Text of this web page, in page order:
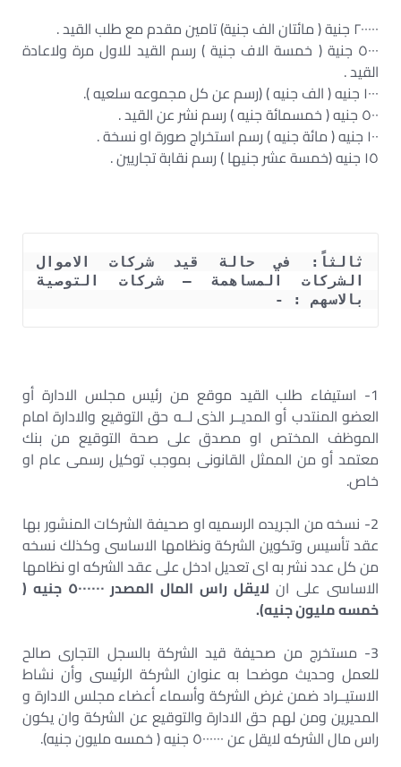
٢٠٠٠٠٠ جنية ( مائتان الف جنية) تامين مقدم مع طلب القيد .
٥٠٠٠ جنية ( خمسة الاف جنية ) رسم القيد للاول مرة ولاعادة
القيد .
١٠٠٠ جنيه ( الف جنيه ) (رسم عن كل مجموعه سلعيه ).
٥٠٠ جنيه ( خمسمائة جنيه ) رسم نشر عن القيد .
١٠٠ جنيه ( مائة جنيه ) رسم استخراج صورة او نسخة .
١٥ جنيه (خمسة عشر جنيها ) رسم نقابة تجاريين .
بالاسهم : -
1- استيفاء طلب القيد موقع من رئيس مجلس الادارة أو
العضو المنتدب أو المديــر الذى لــه حق التوقيع والادارة امام
الموظف المختص او مصدق على صحة التوقيع من بنك
معتمد أو من الممثل القانونى بموجب توكيل رسمى عام او
خاص.
2- نسخه من الجريده الرسميه او صحيفة الشركات المنشور بها
عقد تأسيس وتكوين الشركة ونظامها الاساسى وكذلك نسخه
من كل عدد نشر به اى تعديل ادخل على عقد الشركه او نظامها
الاساسى على ان
لايقل راس المال المصدر ٥٠٠٠٠٠٠ جنيه (
خمسه مليون جنيه).
3- مستخرج من صحيفة قيد الشركة بالسجل التجارى صالح
للعمل وحديث موضحا به عنوان الشركة الرئيسى وأن نشاط
الاستيــراد ضمن غرض الشركة وأسماء أعضاء مجلس الادارة و
المديرين ومن لهم حق الادارة والتوقيع عن الشركة وان يكون
راس مال الشركه لايقل عن ٥٠٠٠٠٠٠ جنيه ( خمسه مليون جنيه).